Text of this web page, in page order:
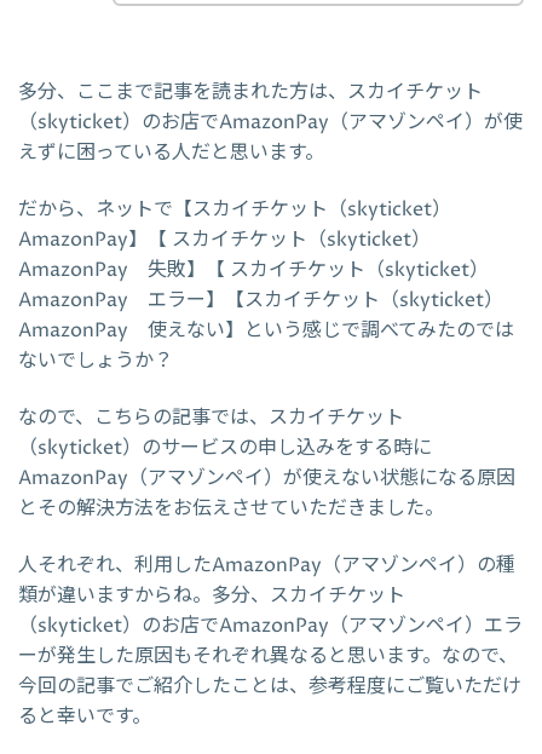
多分、ここまで記事を読まれた方は、スカイチケット
（skyticket）のお店でAmazonPay（アマゾンペイ）が使
えずに困っている人だと思います。
だから、ネットで【スカイチケット（skyticket）
AmazonPay】【 スカイチケット（skyticket）
AmazonPay 失敗】【 スカイチケット（skyticket）
AmazonPay エラー】【スカイチケット（skyticket）
AmazonPay 使えない】という感じで調べてみたのでは
ないでしょうか？
なので、こちらの記事では、スカイチケット
（skyticket）のサービスの申し込みをする時に
AmazonPay（アマゾンペイ）が使えない状態になる原因
とその解決方法をお伝えさせていただきました。
人それぞれ、利用したAmazonPay（アマゾンペイ）の種
類が違いますからね。多分、スカイチケット
（skyticket）のお店でAmazonPay（アマゾンペイ）エラ
ーが発生した原因もそれぞれ異なると思います。なので、
今回の記事でご紹介したことは、参考程度にご覧いただけ
ると幸いです。